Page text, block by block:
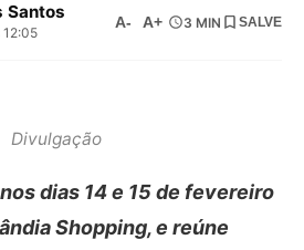
Santos A- A+ 3 MIN SALVE
Divulgação
dias 14 e 15 de fevereiro
Shopping, e reúne